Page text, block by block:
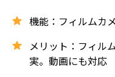
機能：フィルムカ
メリット：フィル
実。動画にも対応